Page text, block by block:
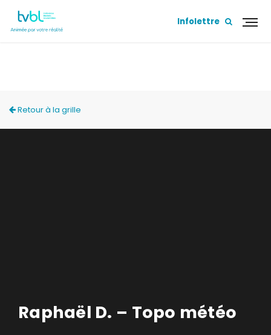
Infolettre
Retour à la grille
Raphaël D. – Topo météo